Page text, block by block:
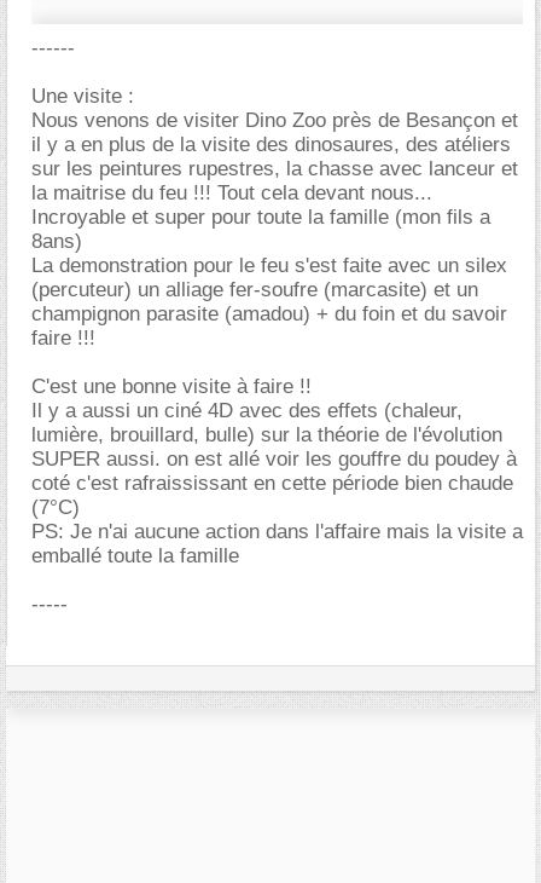
------
Une visite :
Nous venons de visiter Dino Zoo près de Besançon et
il y a en plus de la visite des dinosaures, des atéliers
sur les peintures rupestres, la chasse avec lanceur et
la maitrise du feu !!! Tout cela devant nous...
Incroyable et super pour toute la famille (mon fils a
8ans)
La demonstration pour le feu s'est faite avec un silex
(percuteur) un alliage fer-soufre (marcasite) et un
champignon parasite (amadou) + du foin et du savoir
faire !!!
C'est une bonne visite à faire !!
Il y a aussi un ciné 4D avec des effets (chaleur,
lumière, brouillard, bulle) sur la théorie de l'évolution
SUPER aussi. on est allé voir les gouffre du poudey à
coté c'est rafraississant en cette période bien chaude
(7°C)
PS: Je n'ai aucune action dans l'affaire mais la visite a
emballé toute la famille
-----